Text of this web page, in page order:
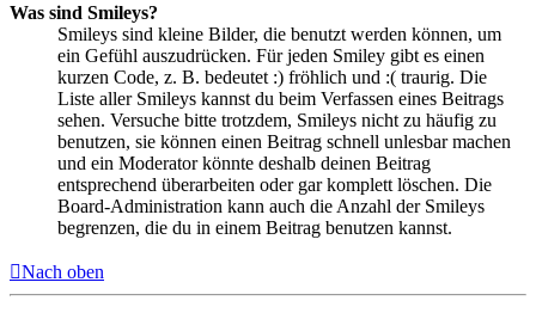
Was sind Smileys?
Smileys sind kleine Bilder, die benutzt werden können, um
ein Gefühl auszudrücken. Für jeden Smiley gibt es einen
kurzen Code, z. B. bedeutet :) fröhlich und :( traurig. Die
Liste aller Smileys kannst du beim Verfassen eines Beitrags
sehen. Versuche bitte trotzdem, Smileys nicht zu häufig zu
benutzen, sie können einen Beitrag schnell unlesbar machen
und ein Moderator könnte deshalb deinen Beitrag
entsprechend überarbeiten oder gar komplett löschen. Die
Board-Administration kann auch die Anzahl der Smileys
begrenzen, die du in einem Beitrag benutzen kannst.
Nach oben